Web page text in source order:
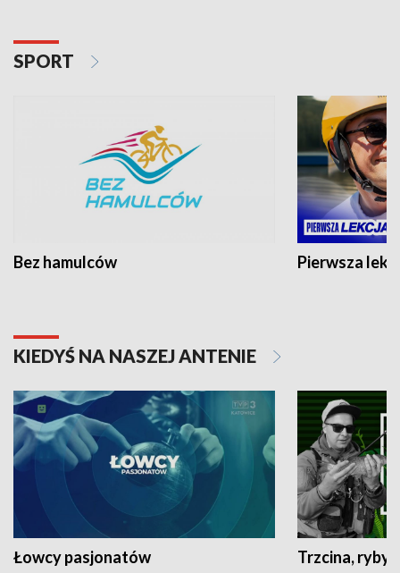
SPORT
Bez hamulców Pierwsza
KIEDYŚ NA NASZEJ ANTENIE
Łowcy pasjonatów Trzcina, ryby